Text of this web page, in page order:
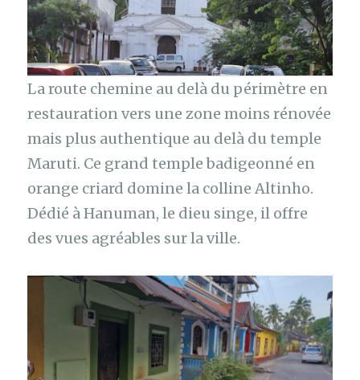
La route chemine au delà du périmètre en
restauration vers une zone moins rénovée
mais plus authentique au delà du temple
Maruti. Ce grand temple badigeonné en
orange criard domine la colline Altinho.
Dédié à Hanuman, le dieu singe, il offre
des vues agréables sur la ville.